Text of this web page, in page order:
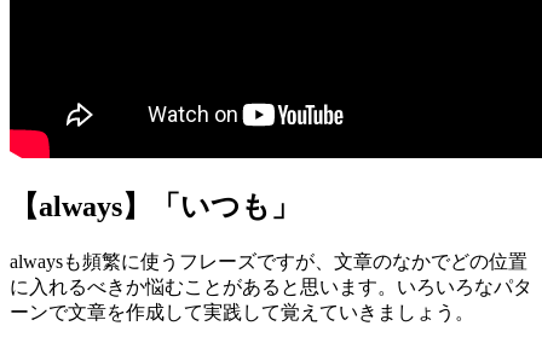
【always】「いつも」
alwaysも頻繁に使うフレーズですが、文章のなかでどの位置
に入れるべきか悩むことがあると思います。いろいろなパタ
ーンで文章を作成して実践して覚えていきましょう。